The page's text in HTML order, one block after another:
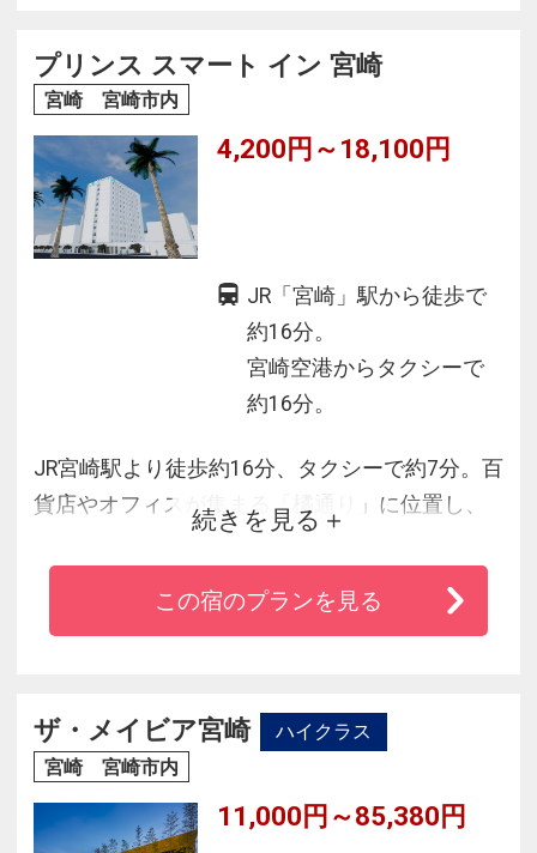
プリンス スマート イン 宮崎
宮崎 宮崎市内
4,200円～18,100円
JR「宮崎」駅から徒歩で
約16分。
宮崎空港からタクシーで
約16分。
JR宮崎駅より徒歩約16分、タクシーで約7分。百
貨店やオフィスが集まる「橘通り」に位置し、
ビジネスにもレジャーにも便利にご利用いただ
けます。ご宿泊者さまは、朝食無料サービスを
ご利用いただけます。
続きを見る
この宿のプランを見る
ザ・メイビア宮崎
ハイクラス
宮崎 宮崎市内
11,000円～85,380円